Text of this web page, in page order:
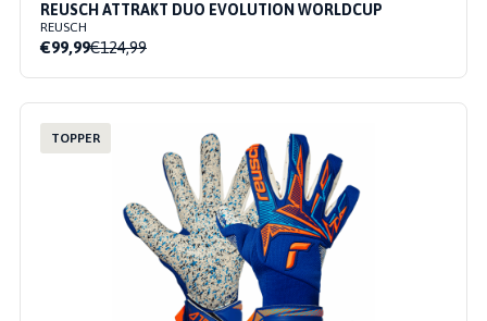
REUSCH ATTRAKT DUO EVOLUTION WORLDCUP
REUSCH
€99,99€124,99
TOPPER